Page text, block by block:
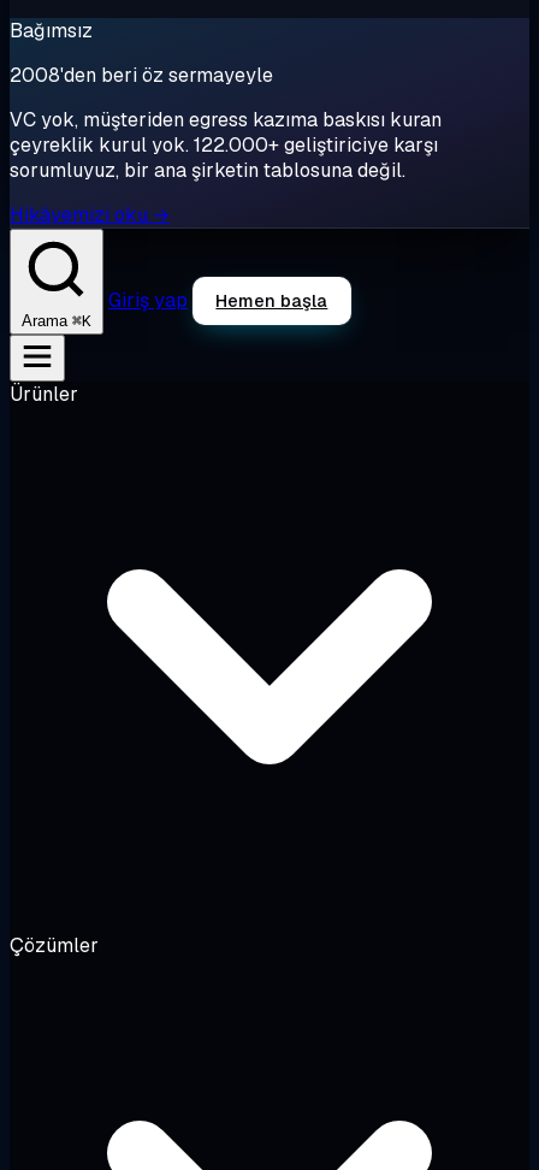
Bağımsız
2008'den beri öz sermayeyle
VC yok, müşteriden egress kazıma baskısı kuran
çeyreklik kurul yok. 122.000+ geliştiriciye karşı
sorumluyuz, bir ana şirketin tablosuna değil.
Hikâyemizi oku →
Arama ⌘K
Giriş yap Hemen başla
Ürünler
Çözümler